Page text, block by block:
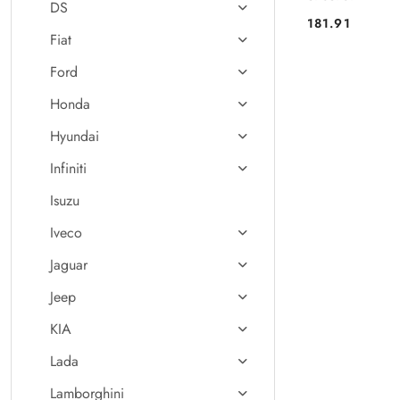
DS
Fiat
Ford
Honda
Hyundai
Infiniti
Isuzu
Iveco
Jaguar
Jeep
KIA
Lada
Lamborghini
Cena:
181.91